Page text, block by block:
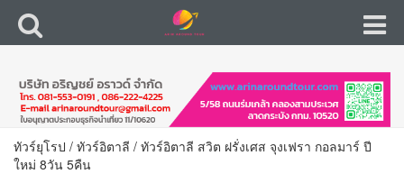
ทัวร์ยุโรป / ทัวร์อิตาลี / ทัวร์อิตาลี สวิต ฝรั่งเศส จุงเฟรา กอลมาร์ ปี
ใหม่ 8วัน 5คืน